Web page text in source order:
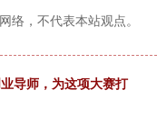
络，不代表本站观点。
导师，为这项大赛打